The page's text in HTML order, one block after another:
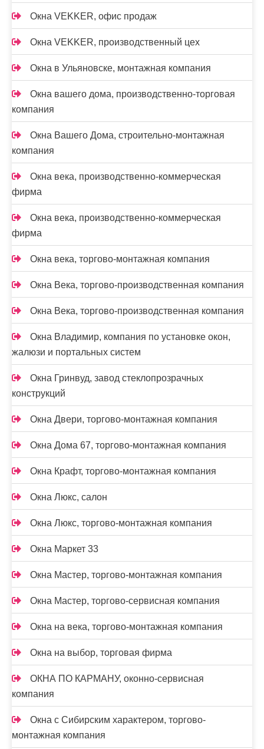
Окна VEKKER, офис продаж
Окна VEKKER, производственный цех
Окна в Ульяновске, монтажная компания
Окна вашего дома, производственно-торговая
компания
Окна Вашего Дома, строительно-монтажная
компания
Окна века, производственно-коммерческая
фирма
Окна века, производственно-коммерческая
фирма
Окна века, торгово-монтажная компания
Окна Века, торгово-производственная компания
Окна Века, торгово-производственная компания
Окна Владимир, компания по установке окон,
жалюзи и портальных систем
Окна Гринвуд, завод стеклопрозрачных
конструкций
Окна Двери, торгово-монтажная компания
Окна Дома 67, торгово-монтажная компания
Окна Крафт, торгово-монтажная компания
Окна Люкс, салон
Окна Люкс, торгово-монтажная компания
Окна Маркет 33
Окна Мастер, торгово-монтажная компания
Окна Мастер, торгово-сервисная компания
Окна на века, торгово-монтажная компания
Окна на выбор, торговая фирма
ОКНА ПО КАРМАНУ, оконно-сервисная
компания
Окна с Сибирским характером, торгово-
монтажная компания